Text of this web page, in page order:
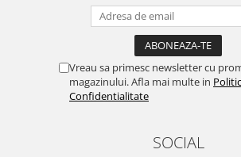
Vreau sa primesc newsletter cu
magazinului. Afla mai multe in
Confidentialitate
SOCIAL